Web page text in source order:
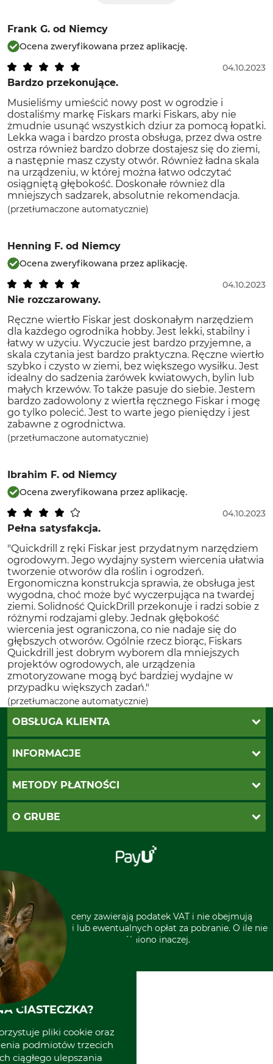
Frank G. od Niemcy
Ocena zweryfikowana przez aplikację.
Bardzo przekonujące.
04.10.2023
Musieliśmy umieścić nowy post w ogrodzie i
dostaliśmy markę Fiskars marki Fiskars, aby nie
żmudnie usunąć wszystkich dziur za pomocą łopatki.
Lekka waga i bardzo prosta obsługa, przez dwa ostre
ostrza również bardzo dobrze dostajesz się do ziemi,
a następnie masz czysty otwór. Również ładna skala
na urządzeniu, w której można łatwo odczytać
osiągniętą głębokość. Doskonałe również dla
mniejszych sadzarek, absolutnie rekomendacja.
(przetłumaczone automatycznie)
Henning F. od Niemcy
Ocena zweryfikowana przez aplikację.
Nie rozczarowany.
04.10.2023
Ręczne wiertło Fiskar jest doskonałym narzędziem
dla każdego ogrodnika hobby. Jest lekki, stabilny i
łatwy w użyciu. Wyczucie jest bardzo przyjemne, a
skala czytania jest bardzo praktyczna. Ręczne wiertło
szybko i czysto w ziemi, bez większego wysiłku. Jest
idealny do sadzenia żarówek kwiatowych, bylin lub
małych krzewów. To także pasuje do siebie. Jestem
bardzo zadowolony z wiertła ręcznego Fiskar i mogę
go tylko polecić. Jest to warte jego pieniędzy i jest
zabawne z ogrodnictwa.
(przetłumaczone automatycznie)
Ibrahim F. od Niemcy
Ocena zweryfikowana przez aplikację.
Pełna satysfakcja.
04.10.2023
"Quickdrill z ręki Fiskar jest przydatnym narzędziem
ogrodowym. Jego wydajny system wiercenia ułatwia
tworzenie otworów dla roślin i ogrodzeń.
Ergonomiczna konstrukcja sprawia, że ​​obsługa jest
wygodna, choć może być wyczerpująca na twardej
ziemi. Solidność QuickDrill przekonuje i radzi sobie z
różnymi rodzajami gleby. Jednak głębokość
wiercenia jest ograniczona, co nie nadaje się do
głębszych otworów. Ogólnie rzecz biorąc, Fiskars
Quickdrill jest dobrym wyborem dla mniejszych
projektów ogrodowych, ale urządzenia
zmotoryzowane mogą być bardziej wydajne w
przypadku większych zadań."
(przetłumaczone automatycznie)
OBSŁUGA KLIENTA
Katalogi Grube
Ustawienia plików cookie
INFORMACJE
Koszty dostawy
Odstąpienie od zamówienia
METODY PŁATNOŚCI
PayU
O GRUBE
Grube w Europie
* Wszystkie ceny zawierają podatek VAT i nie obejmują
kosztów wysyłki lub ewentualnych opłat za pobranie. O ile nie
wyszczególniono inaczej.
CIASTECZKA?
pliki cookie oraz
podmiotów trzecich
ciągłego ulepszania